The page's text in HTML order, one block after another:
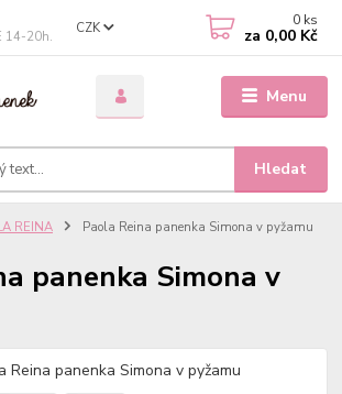
Menu
CZK
Hledat
14-20h.
0 ks
za 0,00 Kč
REINA Paola Reina panenka Simona v pyžamu
panenka Simona v